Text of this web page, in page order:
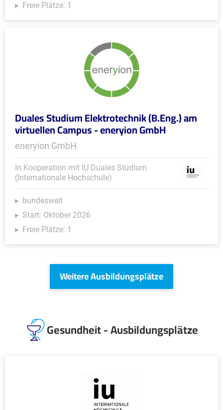
Freie Plätze: 1
Duales Studium Elektrotechnik (B.Eng.) am
virtuellen Campus - eneryion GmbH
eneryion GmbH
In Kooperation mit IU Duales Studium
(Internationale Hochschule)
bundesweit
Start: Oktober 2026
Freie Plätze: 1
Weitere Ausbildungsplätze
Gesundheit - Ausbildungsplätze